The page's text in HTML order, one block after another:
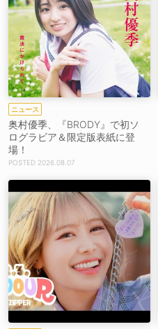
ニュース
奥村優季、『BRODY』で初ソ
ログラビア＆限定版表紙に登
場！
2026.08.07